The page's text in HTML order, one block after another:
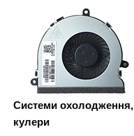
Системи охолодження,
кулери